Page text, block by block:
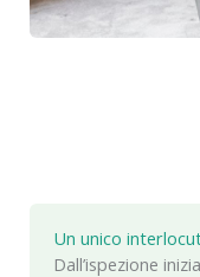
Un unico
Dall’ispezione